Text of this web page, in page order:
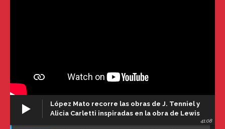
López Mato recorre las obras de J. Tenniel y
Alicia Carletti inspiradas en la obra de Lewis
41:08